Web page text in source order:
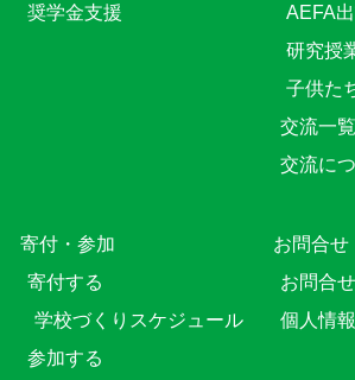
奨学金支援
AEFA
研究授
子供た
交流一覧
交流に
寄付・参加
寄付する
学校づくりスケジュール
参加する
お問合せ
お問合
個人情